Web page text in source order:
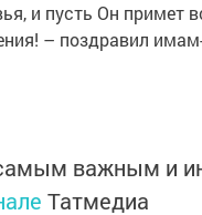
и пусть Он примет
– поздравил
важным и
Татмедиа